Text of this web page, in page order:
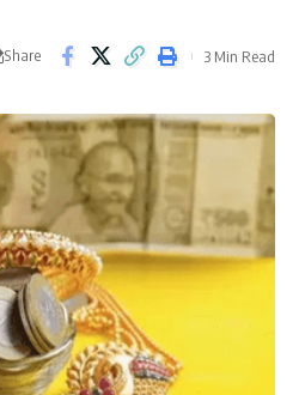
Share 3 Min Read